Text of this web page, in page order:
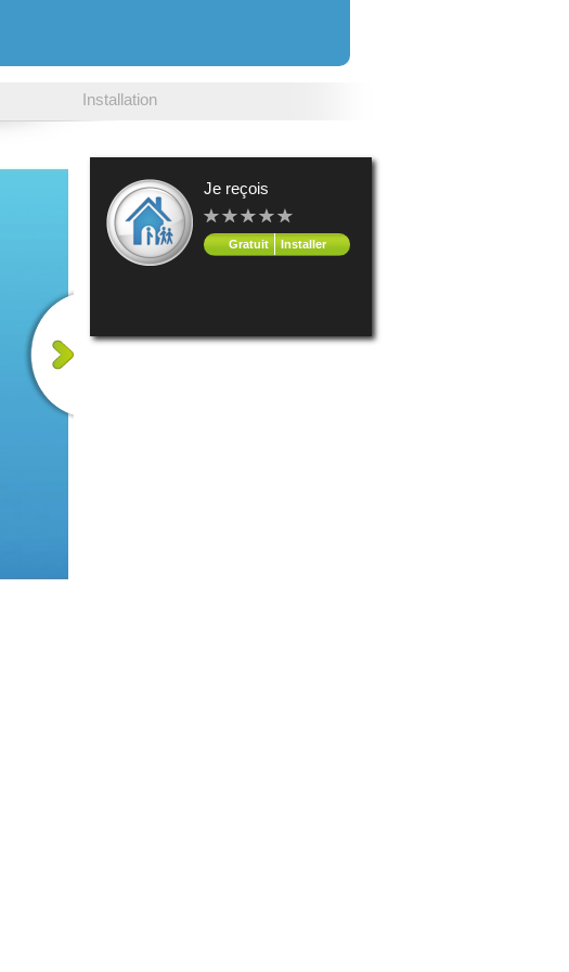
Installation
Je reçois
Gratuit Installer